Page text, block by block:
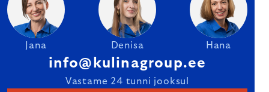
Jana Denisa Hana
info@kulinagroup.ee
Vastame 24 tunni jooksul